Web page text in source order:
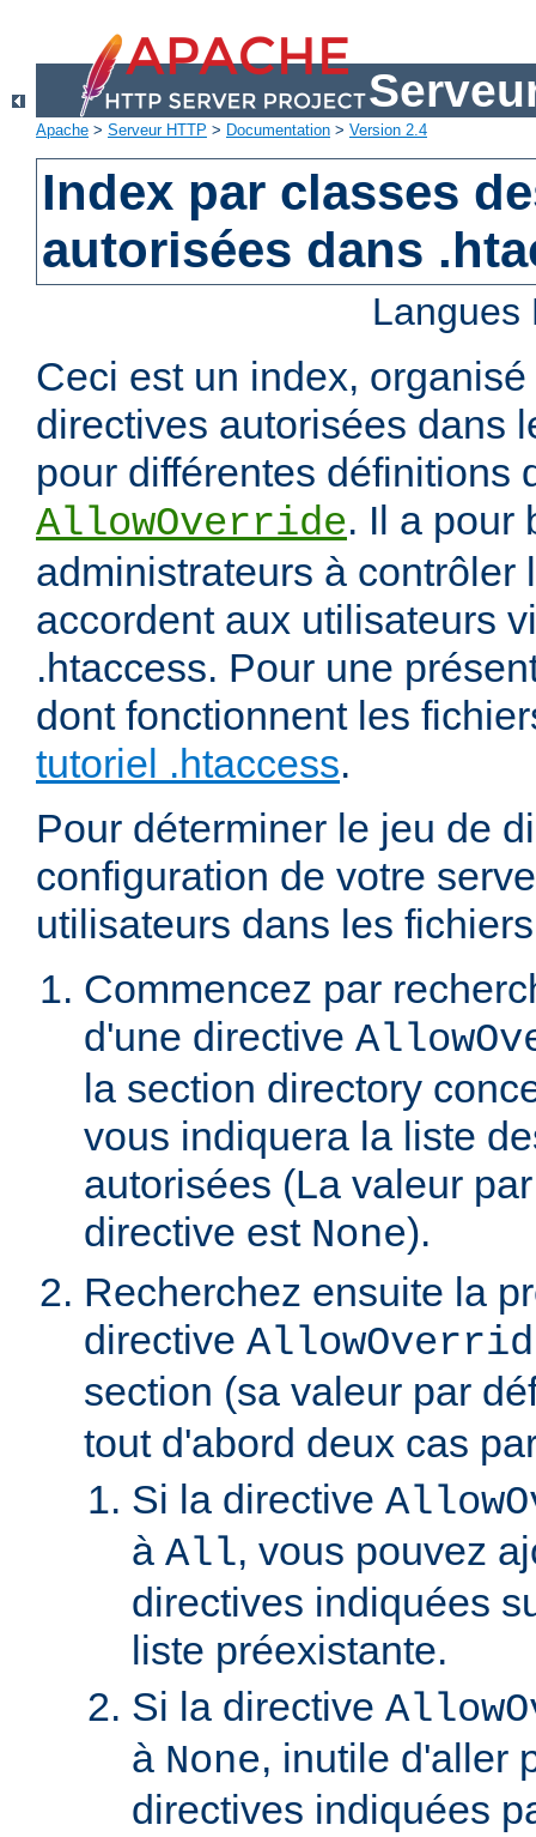
Apache > Serveur HTTP > Documentation > Version 2.4
Index par classes
autorisées dans
Ceci est un index,
directives autorisées dans
pour différentes définitions
AllowOverride. Il a pour
administrateurs à contrôler
accordent aux utilisateurs
.htaccess. Pour une
dont fonctionnent les
tutoriel .htaccess.
Pour déterminer le jeu de
configuration de votre
utilisateurs dans les
Commencez par
d'une directive
la section directory
vous indiquera la liste
autorisées (La valeur
directive est None).
Recherchez ensuite la
directive
section (sa valeur par
tout d'abord deux cas
Si la directive
à All, vous pouvez
directives indiquées
liste préexistante.
Si la directive
à None, inutile d'aller
directives indiquées